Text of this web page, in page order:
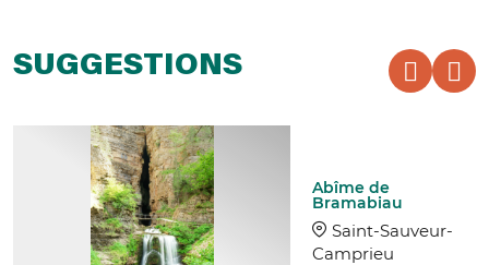
SUGGESTIONS
Abîme de
Bramabiau
Saint-Sauveur-
Camprieu